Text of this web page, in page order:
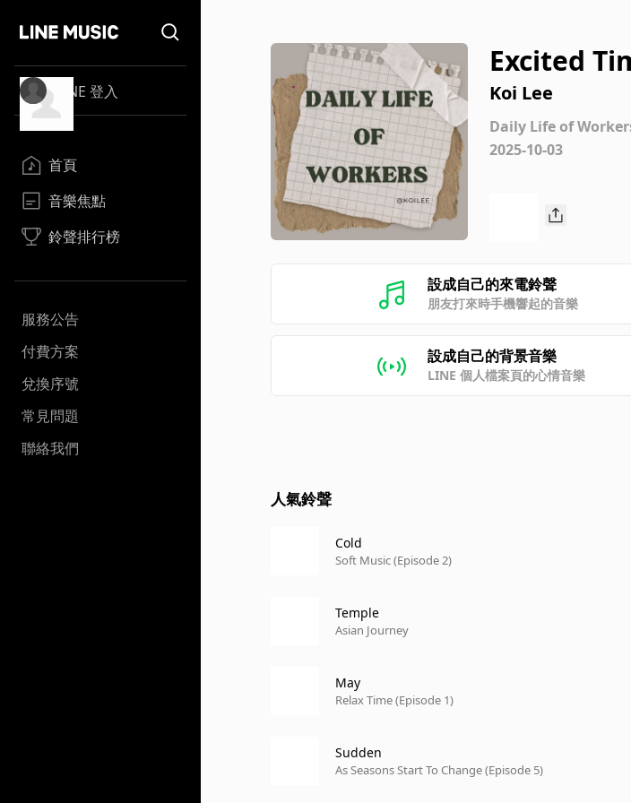
LINE 登入
首頁
音樂焦點
鈴聲排行榜
服務公告
付費方案
兌換序號
常見問題
聯絡我們
Excited
Koi Lee
Daily Life of
2025-10-03
設成自己的來電鈴聲
朋友打來時手機響起的音樂
設成自己的背景音樂
LINE 個人檔案頁的心情音樂
人氣鈴聲
Cold
Soft Music (Episode 2)
Temple
Asian Journey
May
Relax Time (Episode 1)
Sudden
As Seasons Start To Change (Episode 5)